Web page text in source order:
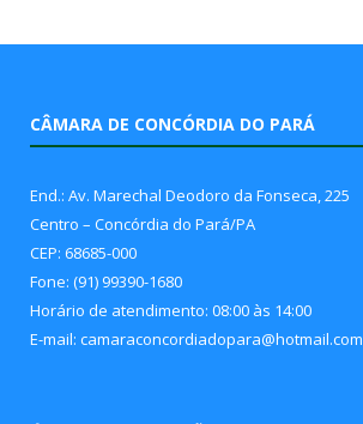
CÂMARA DE CONCÓRDIA DO PARÁ
End.: Av. Marechal Deodoro da Fonseca, 225
Centro – Concórdia do Pará/PA
CEP: 68685-000
Fone: (91) 99390-1680
Horário de atendimento: 08:00 às 14:00
E-mail: camaraconcordiadopara@hotmail.com